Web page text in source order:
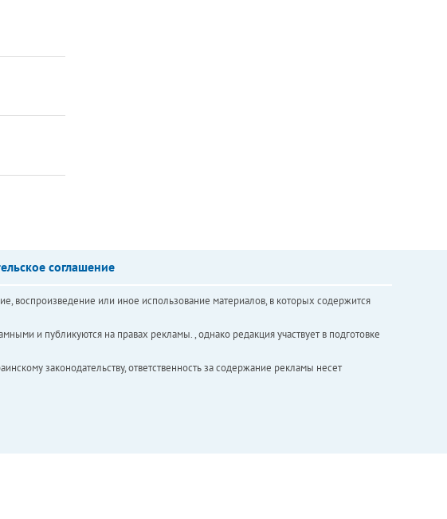
соглашение
воспроизведение или иное использование материалов, в которых содержится
и публикуются на правах рекламы. , однако редакция участвует в подготовке
законодательству, ответственность за содержание рекламы несет